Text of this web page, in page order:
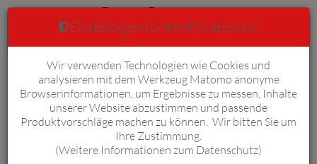
Anmelden Warenkorb 0
Einstellungen für Ihre Privatsphäre
Wir verwenden Technologien wie Cookies und
analysieren mit dem Werkzeug Matomo anonyme
Browserinformationen, um Ergebnisse zu messen, Inhalte
unserer Website abzustimmen und passende
Produktvorschläge machen zu können. Wir bitten Sie um
Ihre Zustimmung.
(Weitere Informationen zum Datenschutz)